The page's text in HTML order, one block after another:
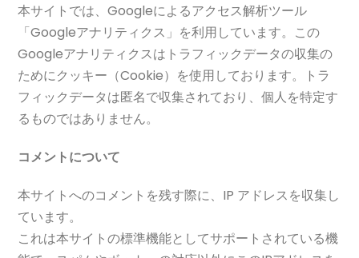
本サイトでは、Googleによるアクセス解析ツール
「Googleアナリティクス」を利用しています。この
Googleアナリティクスはトラフィックデータの収集の
ためにクッキー（Cookie）を使用しております。トラ
フィックデータは匿名で収集されており、個人を特定す
るものではありません。
コメントについて
本サイトへのコメントを残す際に、IP アドレスを収集し
ています。
これは本サイトの標準機能としてサポートされている機